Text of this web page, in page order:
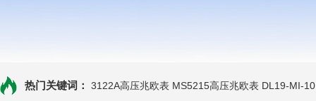
热门关键词： 3122A高压兆欧表 MS5215高压兆欧表 DL19-MI-